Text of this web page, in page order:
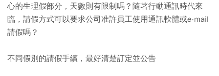
心的生理假部分，天數則有限制嗎？隨著行動通訊時代來
臨，請假方式可以要求公司准許員工使用通訊軟體或e-mail
請假嗎？
不同假別的請假手續，最好清楚訂定並公告